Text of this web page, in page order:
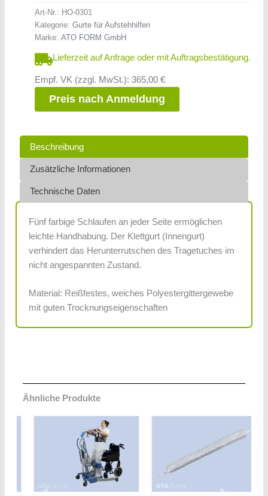
Art-Nr.: HO-0301
Kategorie: Gurte für Aufstehhilfen
Marke: ATO FORM GmbH
Lieferzeit auf Anfrage oder mit Auftragsbestätigung.
Empf. VK (zzgl. MwSt.): 365,00 €
Preis nach Anmeldung
Beschreibung
Zusätzliche Informationen
Technische Daten
Fünf farbige Schlaufen an jeder Seite ermöglichen
leichte Handhabung. Der Klettgurt (Innengurt)
verhindert das Herunterrutschen des Tragetuches im
nicht angespannten Zustand.
Material: Reißfestes, weiches Polyestergittergewebe
mit guten Trocknungseigenschaften
Ähnliche Produkte